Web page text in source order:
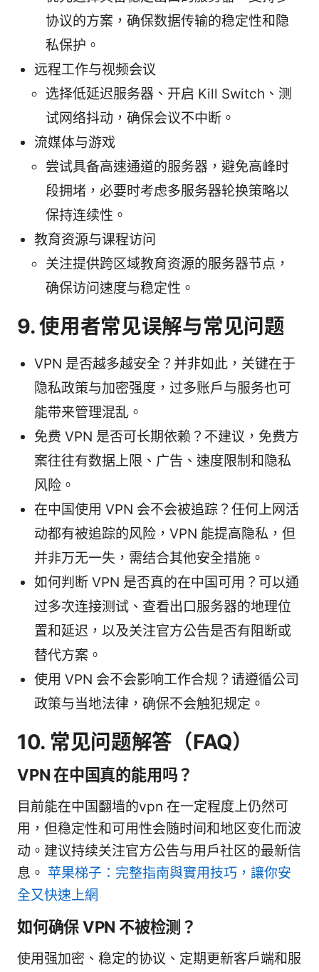
协议的方案，确保数据传输的稳定性和隐
私保护。
远程工作与视频会议
选择低延迟服务器、开启 Kill Switch、测
试网络抖动，确保会议不中断。
流媒体与游戏
尝试具备高速通道的服务器，避免高峰时
段拥堵，必要时考虑多服务器轮换策略以
保持连续性。
教育资源与课程访问
关注提供跨区域教育资源的服务器节点，
确保访问速度与稳定性。
9. 使用者常见误解与常见问题
VPN 是否越多越安全？并非如此，关键在于
隐私政策与加密强度，过多账户与服务也可
能带来管理混乱。
免费 VPN 是否可长期依赖？不建议，免费方
案往往有数据上限、广告、速度限制和隐私
风险。
在中国使用 VPN 会不会被追踪？任何上网活
动都有被追踪的风险，VPN 能提高隐私，但
并非万无一失，需结合其他安全措施。
如何判断 VPN 是否真的在中国可用？可以通
过多次连接测试、查看出口服务器的地理位
置和延迟，以及关注官方公告是否有阻断或
替代方案。
使用 VPN 会不会影响工作合规？请遵循公司
政策与当地法律，确保不会触犯规定。
10. 常见问题解答（FAQ）
VPN 在中国真的能用吗？
目前能在中国翻墙的vpn 在一定程度上仍然可
用，但稳定性和可用性会随时间和地区变化而波
动。建议持续关注官方公告与用户社区的最新信
息。 苹果梯子：完整指南與實用技巧，讓你安
全又快速上網
如何确保 VPN 不被检测？
使用强加密、稳定的协议、定期更新客户端和服